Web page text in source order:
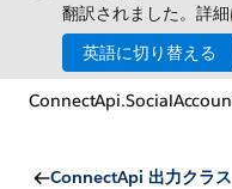
翻訳されました。詳
英語に切り替える
ConnectApi 出力クラス